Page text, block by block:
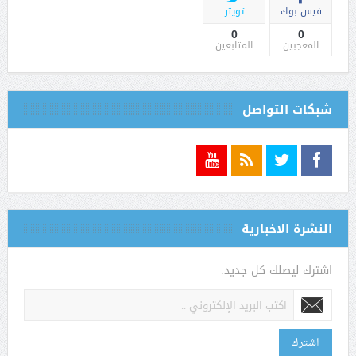
فيس بوك
0
المعجبين
تويتر
0
المتابعين
شبكات التواصل
النشرة الاخبارية
اشترك ليصلك كل جديد.
اشترك